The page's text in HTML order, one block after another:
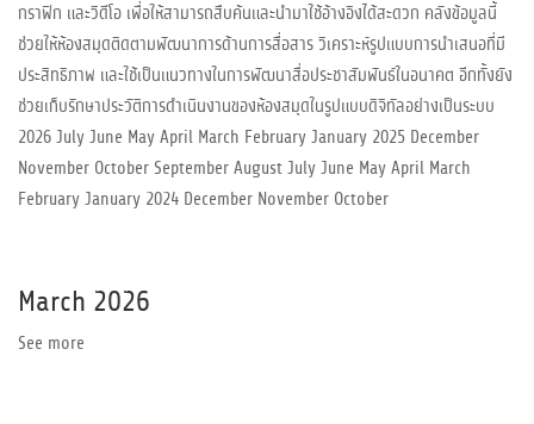
กราฟิก และวิดีโอ เพื่อให้สามารถสืบค้นและนำมาใช้อ้างอิงได้สะดวก คลังข้อมูลนี้
ช่วยให้ห้องสมุดติดตามพัฒนาการด้านการสื่อสาร วิเคราะห์รูปแบบการนำเสนอที่มี
ประสิทธิภาพ และใช้เป็นแนวทางในการพัฒนาสื่อประชาสัมพันธ์ในอนาคต อีกทั้งยัง
ช่วยเก็บรักษาประวัติการดำเนินงานของห้องสมุดในรูปแบบดิจิทัลอย่างเป็นระบบ
2026 July June May April March February January 2025 December
November October September August July June May April March
February January 2024 December November October
March 2026
See more